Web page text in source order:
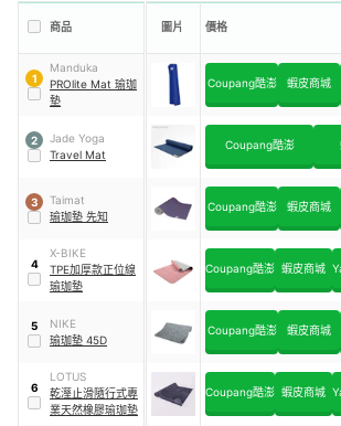
商品 圖片 價格
1
Manduka
PROlite Mat 瑜珈
墊
Coupang酷澎 蝦皮商城
2
Jade Yoga
Travel Mat
Coupang酷澎
3
Taimat
瑜珈墊 先知
Coupang酷澎 蝦皮商城
4
X-BIKE
TPE加厚款正位線
瑜珈墊
Coupang酷澎 蝦皮商城
5
NIKE
瑜珈墊 45D
Coupang酷澎 蝦皮商城
6
LOTUS
乾溼止滑隨行式專
業天然橡膠瑜珈墊
Coupang酷澎 蝦皮商城